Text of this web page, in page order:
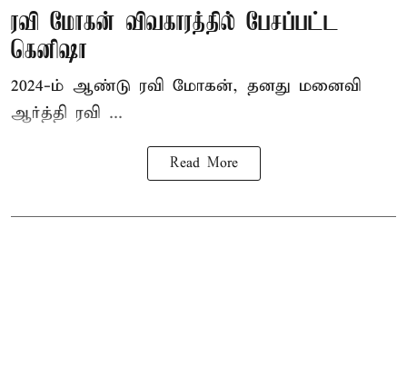
ரவி மோகன் விவகாரத்தில் பேசப்பட்ட
கெனிஷா
2024-ம் ஆண்டு ரவி மோகன், தனது மனைவி
ஆர்த்தி ரவி ...
Read More